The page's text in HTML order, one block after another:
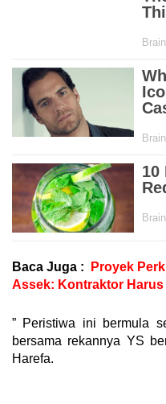
Baca Juga :
Proyek
Assek: Kontraktor
” Peristiwa ini bermula
bersama rekannya YS
Harefa.